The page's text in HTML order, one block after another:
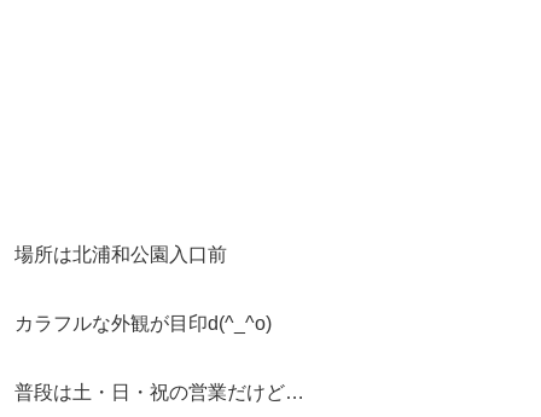
場所は北浦和公園入口前
カラフルな外観が目印d(^_^o)
普段は土・日・祝の営業だけど…